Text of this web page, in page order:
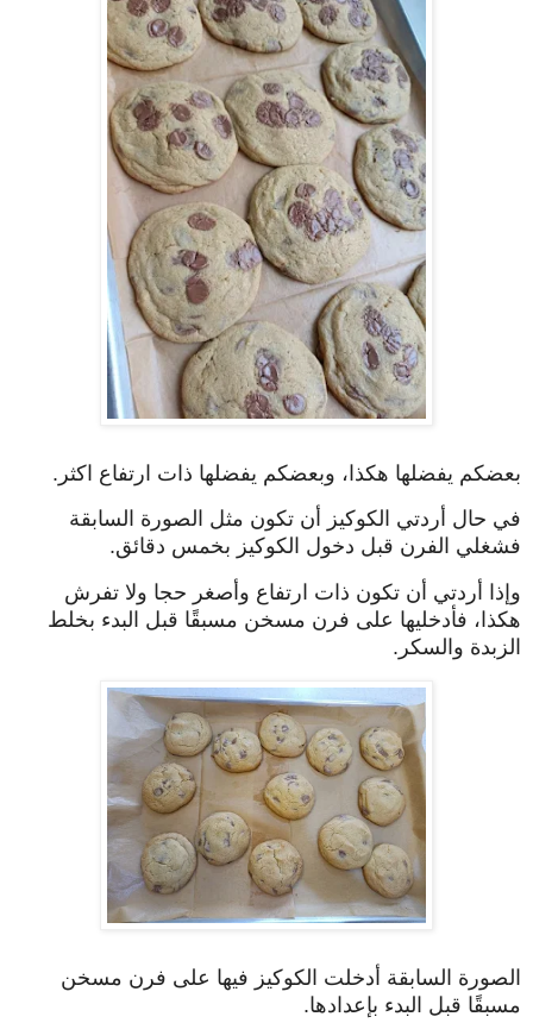
بعضكم يفضلها هكذا، وبعضكم يفضلها ذات ارتفاع اكثر.
في حال أردتي الكوكيز أن تكون مثل الصورة السابقة
فشغلي الفرن قبل دخول الكوكيز بخمس دقائق.
وإذا أردتي أن تكون ذات ارتفاع وأصغر حجا ولا تفرش
هكذا، فأدخليها على فرن مسخن مسبقًا قبل البدء بخلط
الزبدة والسكر.
الصورة السابقة أدخلت الكوكيز فيها على فرن مسخن
مسبقًا قبل البدء بإعدادها.